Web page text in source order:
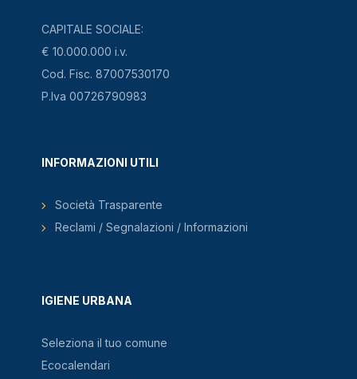
CAPITALE SOCIALE:
€ 10.000.000 i.v.
Cod. Fisc. 87007530170
P.Iva 00726790983
IGIENE URBANA
Seleziona il tuo comune
Ecocalendari
INFORMAZIONI UTILI
Società Trasparente
Reclami / Segnalazioni / Informazioni